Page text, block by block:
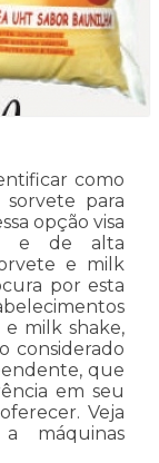
como
para
opção visa
e de alta
e milk
por esta
milk shake,
considerado
que
em seu
Veja
máquinas